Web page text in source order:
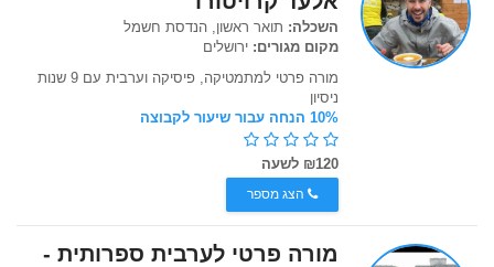
השכלה: תואר ראשון, הנדסת חשמל
מקום מגורים: ירושלים
מורה פרטי למתמטיקה, פיסיקה וערבית עם 9 שנות
ניסיון
10% הנחה עבור שיעור לקבוצה
₪120 לשעה
הצג מספר
מורה פרטי לערבית ספרותית -